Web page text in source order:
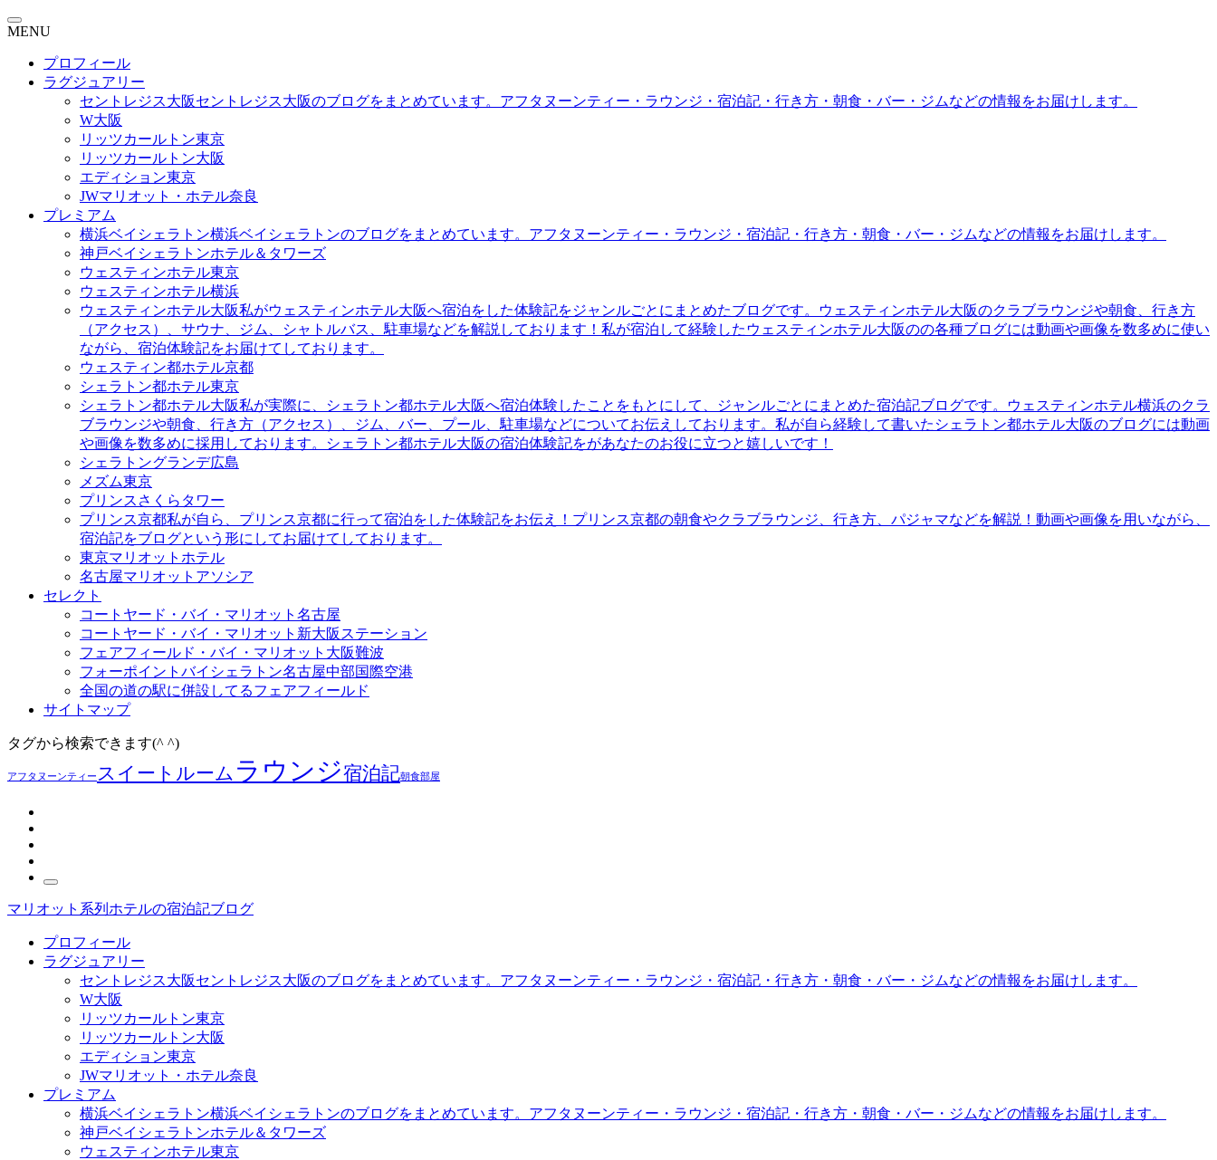
MENU
プロフィール
ラグジュアリー
セントレジス大阪セントレジス大阪のブログをまとめています。アフタヌーンティー・ラウンジ・宿泊記・行き方・朝食・バー・ジムなどの情報をお届けします。
W大阪
リッツカールトン東京
リッツカールトン大阪
エディション東京
JWマリオット・ホテル奈良
プレミアム
横浜ベイシェラトン横浜ベイシェラトンのブログをまとめています。アフタヌーンティー・ラウンジ・宿泊記・行き方・朝食・バー・ジムなどの情報をお届けします。
神戸ベイシェラトンホテル＆タワーズ
ウェスティンホテル東京
ウェスティンホテル横浜
ウェスティンホテル大阪私がウェスティンホテル大阪へ宿泊をした体験記をジャンルごとにまとめたブログです。ウェスティンホテル大阪のクラブラウンジや朝食、行き方
（アクセス）、サウナ、ジム、シャトルバス、駐車場などを解説しております！私が宿泊して経験したウェスティンホテル大阪のの各種ブログには動画や画像を数多めに使い
ながら、宿泊体験記をお届けてしております。
ウェスティン都ホテル京都
シェラトン都ホテル東京
シェラトン都ホテル大阪私が実際に、シェラトン都ホテル大阪へ宿泊体験したことをもとにして、ジャンルごとにまとめた宿泊記ブログです。ウェスティンホテル横浜のクラ
ブラウンジや朝食、行き方（アクセス）、ジム、バー、プール、駐車場などについてお伝えしております。私が自ら経験して書いたシェラトン都ホテル大阪のブログには動画
や画像を数多めに採用しております。シェラトン都ホテル大阪の宿泊体験記をがあなたのお役に立つと嬉しいです！
シェラトングランデ広島
メズム東京
プリンスさくらタワー
プリンス京都私が自ら、プリンス京都に行って宿泊をした体験記をお伝え！プリンス京都の朝食やクラブラウンジ、行き方、パジャマなどを解説！動画や画像を用いながら、
宿泊記をブログという形にしてお届けてしております。
東京マリオットホテル
名古屋マリオットアソシア
セレクト
コートヤード・バイ・マリオット名古屋
コートヤード・バイ・マリオット新大阪ステーション
フェアフィールド・バイ・マリオット大阪難波
フォーポイントバイシェラトン名古屋中部国際空港
全国の道の駅に併設してるフェアフィールド
サイトマップ
タグから検索できます(^ ^)
アフタヌーンティースイートルーム ラウンジ宿泊記朝食部屋
マリオット系列ホテルの宿泊記ブログ
プロフィール
ラグジュアリー
セントレジス大阪セントレジス大阪のブログをまとめています。アフタヌーンティー・ラウンジ・宿泊記・行き方・朝食・バー・ジムなどの情報をお届けします。
W大阪
リッツカールトン東京
リッツカールトン大阪
エディション東京
JWマリオット・ホテル奈良
プレミアム
横浜ベイシェラトン横浜ベイシェラトンのブログをまとめています。アフタヌーンティー・ラウンジ・宿泊記・行き方・朝食・バー・ジムなどの情報をお届けします。
神戸ベイシェラトンホテル＆タワーズ
ウェスティンホテル東京